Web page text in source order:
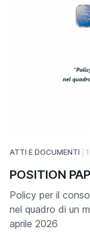
ATTI E DOCUMENTI
POSITION
Policy per il
nel quadro di un
aprile 2026